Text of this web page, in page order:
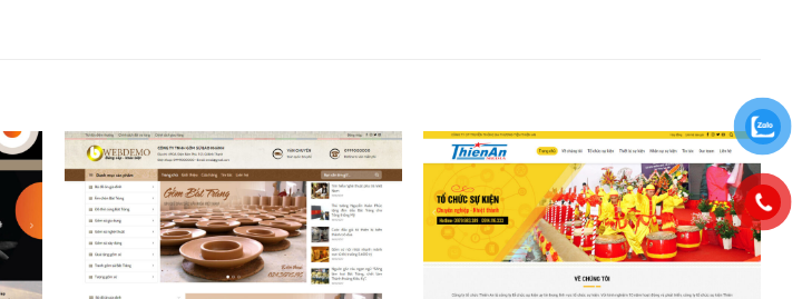
các nhân viên và những người
họ sẽ giúp bạn trả lời, giải